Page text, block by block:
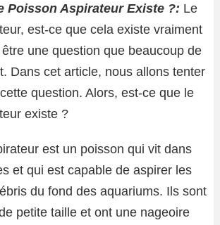
Poisson Aspirateur Existe ?: Le
est-ce que cela existe vraiment
une question que beaucoup de
Dans cet article, nous allons tenter
question. Alors, est-ce que le
existe ?
est un poisson qui vit dans
et qui est capable de aspirer les
du fond des aquariums. Ils sont
petite taille et ont une nageoire